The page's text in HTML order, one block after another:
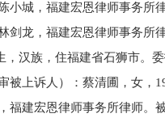
小城，福建宏恩律师事务所
剑龙，福建宏恩律师事务
，汉族，住福建省石狮市。
被上诉人）：蔡清圃，女，
福建宏恩律师事务所律师。